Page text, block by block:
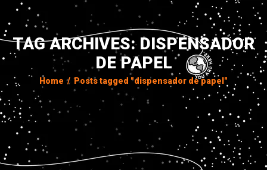
TAG ARCHIVES: DISPENSADOR
DE PAPEL
Home / Posts tagged "dispensador de papel"